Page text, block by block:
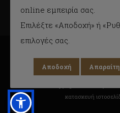
κατασκευή
online εμπειρία σας.
Επιλέξτε «Αποδοχή» ή
επιλογές σας.
Αποδοχή